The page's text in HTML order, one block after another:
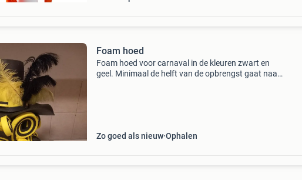
Foam hoed
Foam hoed voor carnaval in de kleuren zwart en
geel. Minimaal de helft van de opbrengst gaat naar
Zo goed als nieuw Ophalen